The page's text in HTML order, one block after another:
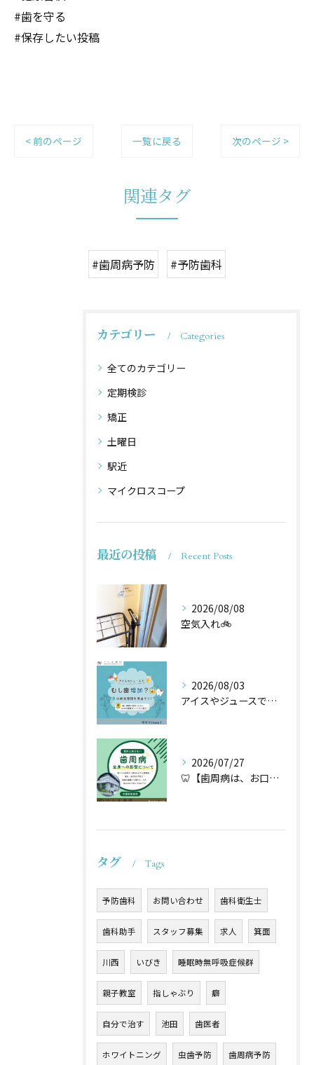
#歯を守る
#保存したい投稿
< 前のページ 一覧に戻る 次のページ >
関連タグ
#歯周病予防 #予防歯科
カテゴリー Categories
全てのカテゴリー
定期検診
矯正
土曜日
駅近
マイクロスコープ
最近の投稿 Recent Posts
2026/08/08
空気入れ🚲
2026/08/03
アイスやジュースでむし歯増加？🦷
2026/07/27
🦷【歯周病は、お口だけの病気ではないかもしれません】🌿
タグ Tags
予防歯科 お問い合わせ 歯科衛生士
歯科助手 スタッフ募集 求人 箕面
川西 いびき 睡眠時無呼吸症候群
親子教室 指しゃぶり 癖
自分で治す 池田 歯医者
ホワイトニング 虫歯予防 歯周病予防